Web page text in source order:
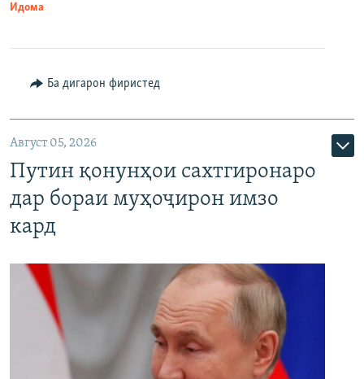
Идома
Ба дигарон фиристед
Август 05, 2026
Путин қонунҳои сахтгиронаро
дар бораи муҳоҷирон имзо
кард